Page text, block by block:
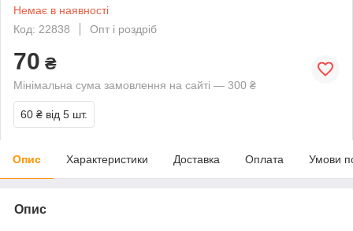
Немає в наявності
Код: 22838
Опт і роздріб
70 ₴
Мінімальна сума замовлення на сайті — 300 ₴
60 ₴ від 5 шт.
Опис Характеристики Доставка Оплата Умови
Опис